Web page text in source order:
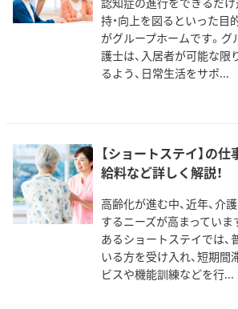
持・向上を図るといった目
がグループホームです。
護士は、入居者が可能な限
るよう、日常生活をサポ...
【ショートステイ】の
給料など詳しく解説！
高齢化が進む中、近年、介
するニーズが高まっていま
あるショートステイでは、
いる方を受け入れ、短期間
ビスや機能訓練などを行...